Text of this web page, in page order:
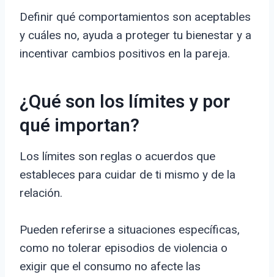
Definir qué comportamientos son aceptables
y cuáles no, ayuda a proteger tu bienestar y a
incentivar cambios positivos en la pareja.
¿Qué son los límites y por
qué importan?
Los límites son reglas o acuerdos que
estableces para cuidar de ti mismo y de la
relación.
Pueden referirse a situaciones específicas,
como no tolerar episodios de violencia o
exigir que el consumo no afecte las